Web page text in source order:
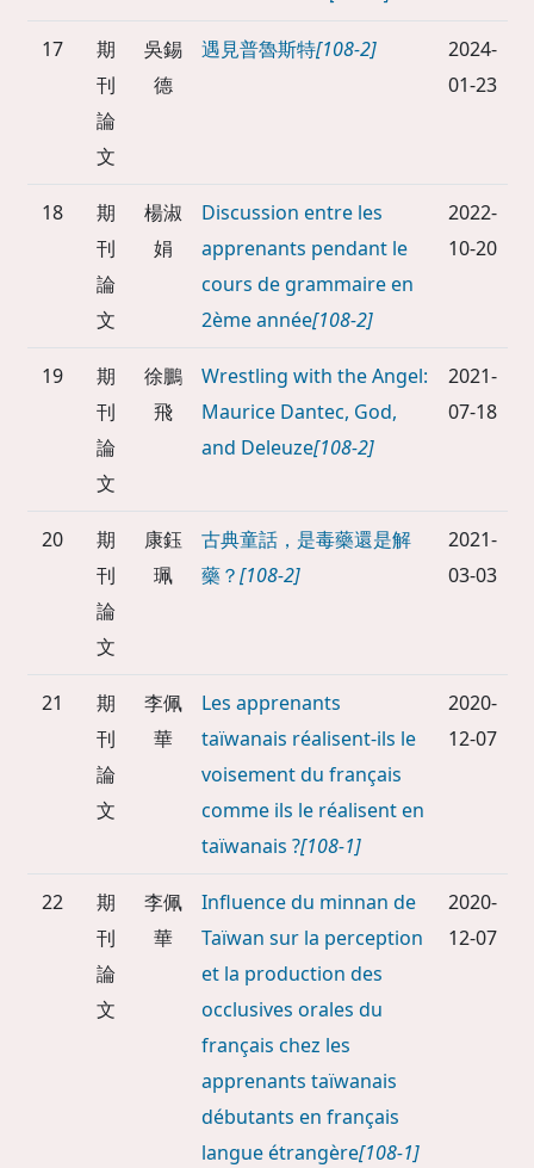
17
期
刊
論
文
吳錫
德
遇見普魯斯特[108-2]
2024-
01-23
18
期
刊
論
文
楊淑
娟
Discussion entre les
apprenants pendant le
cours de grammaire en
2ème année[108-2]
2022-
10-20
19
期
刊
論
文
徐鵬
飛
Wrestling with the Angel:
Maurice Dantec, God,
and Deleuze[108-2]
2021-
07-18
20
期
刊
論
文
康鈺
珮
古典童話，是毒藥還是解
藥？[108-2]
2021-
03-03
21
期
刊
論
文
李佩
華
Les apprenants
taïwanais réalisent-ils le
voisement du français
comme ils le réalisent en
taïwanais ?[108-1]
2020-
12-07
22
期
刊
論
文
李佩
華
Influence du minnan de
Taïwan sur la perception
et la production des
occlusives orales du
français chez les
apprenants taïwanais
débutants en français
langue étrangère[108-1]
2020-
12-07